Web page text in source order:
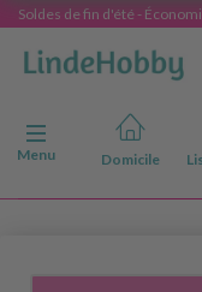
Soldes de fin d'été -
Basculer la navigation
Menu
Domicile